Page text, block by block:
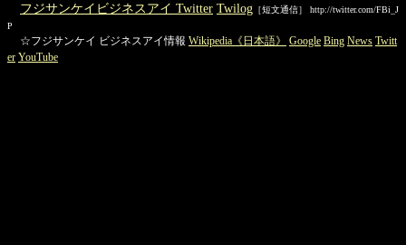
フジサンケイビジネスアイ Twitter Twilog ［短文通信］ http://twitter.com/FBi_J
P
☆フジサンケイ ビジネスアイ情報 Wikipedia《日本語》 Google Bing News Twitt
er YouTube